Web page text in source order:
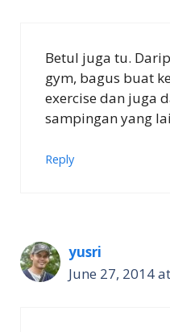
Betul juga tu.
gym, bagus buat
exercise dan juga
sampingan yang
Reply
yusri
June 27, 2014